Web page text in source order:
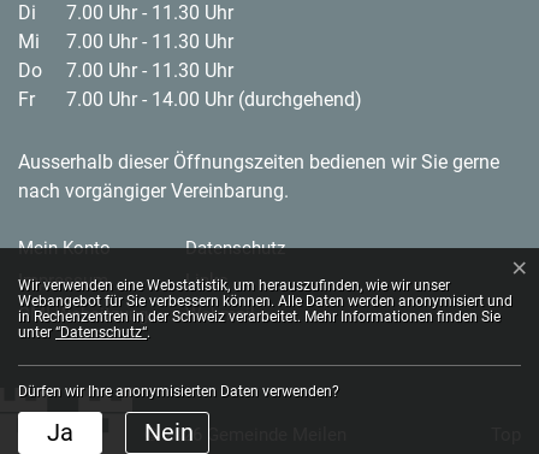
Di
7.00 Uhr - 11.30 Uhr
Mi
7.00 Uhr - 11.30 Uhr
Do
7.00 Uhr - 11.30 Uhr
Fr
7.00 Uhr - 14.00 Uhr (durchgehend)
Ausserhalb dieser Öffnungszeiten bedienen wir Sie gerne
nach vorgängiger Vereinbarung.
© 2026 Gemeinde Meilen
Toolbar
Mein Konto
Datenschutz
Impressum
Links
CMI Websitzung
Webmail
Webstatistik
Wir verwenden eine Webstatistik, um herauszufinden, wie wir unser
Webangebot für Sie verbessern können. Alle Daten werden anonymisiert und
in Rechenzentren in der Schweiz verarbeitet. Mehr Informationen finden Sie
unter“Datenschutz“.
Dürfen wir Ihre anonymisierten Daten verwenden?
Ja Nein
×